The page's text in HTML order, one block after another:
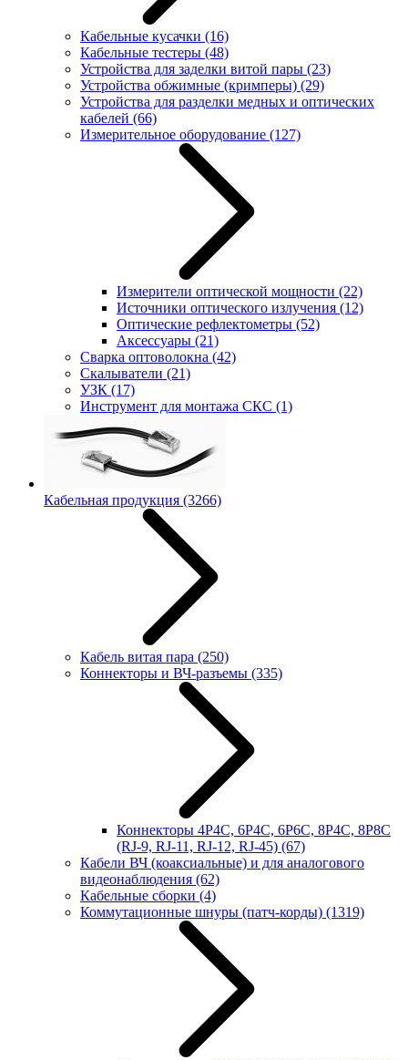
Кабельные кусачки (16)
Кабельные тестеры (48)
Устройства для заделки витой пары (23)
Устройства обжимные (кримперы) (29)
Устройства для разделки медных и оптических
кабелей (66)
Измерительное оборудование (127)
Измерители оптической мощности (22)
Источники оптического излучения (12)
Оптические рефлектометры (52)
Аксессуары (21)
Сварка оптоволокна (42)
Скалыватели (21)
УЗК (17)
Инструмент для монтажа СКС (1)
Кабельная продукция (3266)
Кабель витая пара (250)
Коннекторы и ВЧ-разъемы (335)
Коннекторы 4P4C, 6P4C, 6P6C, 8P4C, 8P8C
(RJ-9, RJ-11, RJ-12, RJ-45) (67)
Кабели ВЧ (коаксиальные) и для аналогового
видеонаблюдения (62)
Кабельные сборки (4)
Коммутационные шнуры (патч-корды) (1319)